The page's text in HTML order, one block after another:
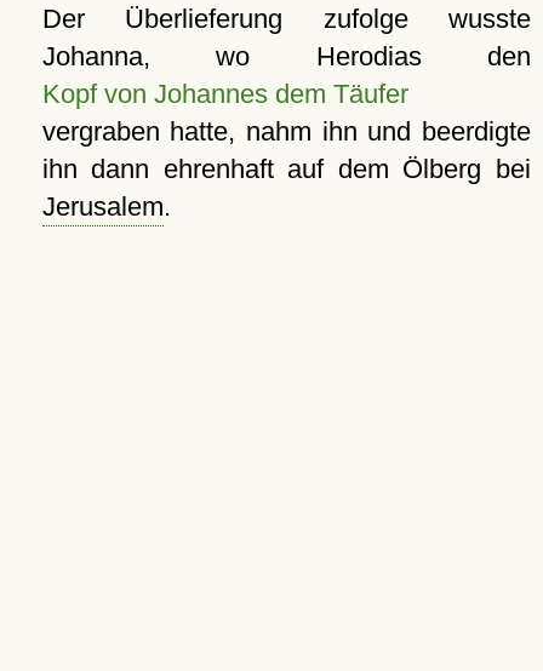
Der Überlieferung zufolge wusste
Johanna, wo Herodias den
Kopf von Johannes dem Täufer
vergraben hatte, nahm ihn und beerdigte
ihn dann ehrenhaft auf dem Ölberg bei
Jerusalem.